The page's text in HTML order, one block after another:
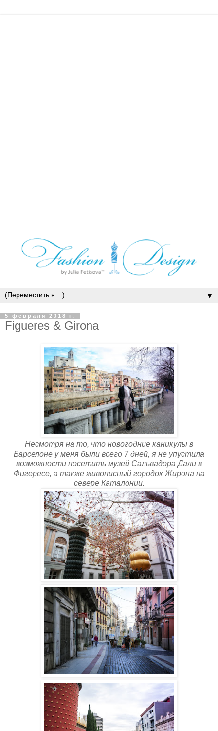
▼
5 февраля 2018 г.
Figueres & Girona
Несмотря на то, что новогодние каникулы в
Барселоне у меня были всего 7 дней, я не упустила
возможности посетить музей Сальвадора Дали в
Фигересе, а также живописный городок Жирона на
севере Каталонии.